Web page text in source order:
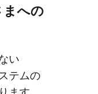
まへの​
い​
テムの​